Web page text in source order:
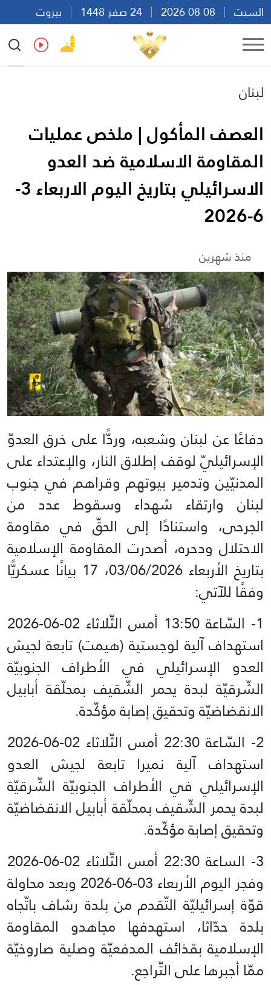
السبت
بيروت
16:22
Ar
لبنان
العصف المأكول | ملخص عمليات
المقاومة الاسلامية ضد العدو
الاسرائيلي بتاريخ اليوم الاربعاء 3-
6-2026
منذ شهرين
دفاعًا عن لبنان وشعبه، وردًّا على خرق العدوّ
الإسرائيليّ لوقف إطلاق النار، والإعتداء على
المدنيّين وتدمير بيوتهم وقراهم في جنوب
لبنان وارتقاء شهداء وسقوط عدد من
الجرحى، واستنادًا إلى الحقّ في مقاومة
الاحتلال ودحره، أصدرت المقاومة الإسلامية
بتاريخ الأربعاء 03/06/2026، 17 بيانًا عسكريًّا
وفقًا للآتي:
استهداف آلية لوجستية (هيمت) تابعة لجيش
العدو الإسرائيلي في الأطراف الجنوبيّة
الشّرقيّة لبدة يحمر الشّقيف بمحلّقة أبابيل
الانقضاضيّة وتحقيق إصابة مؤكّدة.
استهداف آلية نميرا تابعة لجيش العدو
الإسرائيلي في الأطراف الجنوبيّة الشّرقيّة
لبدة يحمر الشّقيف بمحلّقة أبابيل الانقضاضيّة
وتحقيق إصابة مؤكّدة.
3- الساعة 22:30 أمس الثّلاثاء 02-06-2026
وفجر اليوم الأربعاء 03-06-2026 وبعد محاولة
قوّة إسرائيليّة التّقدم من بلدة رشاف باتّجاه
بلدة حدّاثا، استهدفها مجاهدو المقاومة
الإسلامية بقذائف المدفعيّة وصلية صاروخيّة
ممّا أجبرها على التّراجع.